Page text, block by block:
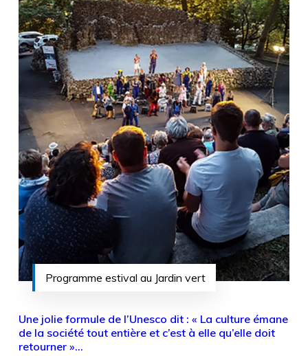
Programme estival au Jardin vert
Une jolie formule de l’Unesco dit : « La culture émane
de la société tout entière et c’est à elle qu’elle doit
retourner »…